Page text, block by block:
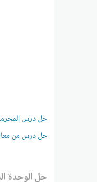
حل درس
حل درس من
حل الوحدة